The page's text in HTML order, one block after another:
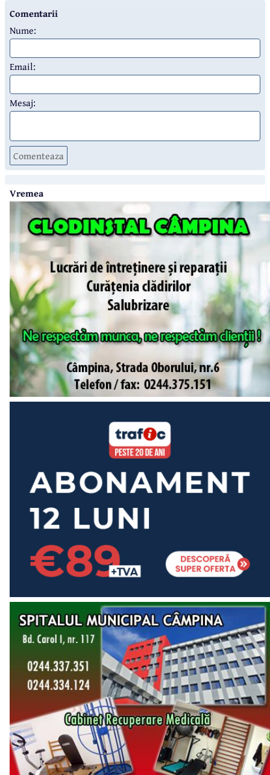
Comentarii
Nume:
Email:
Mesaj:
Comenteaza
Vremea